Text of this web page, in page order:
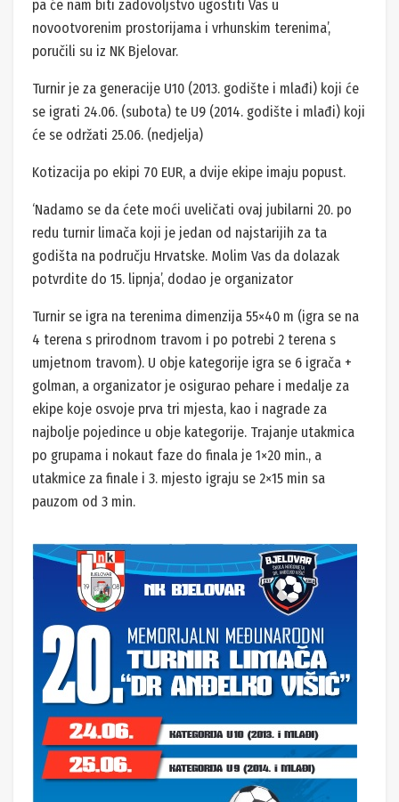
pa će nam biti zadovoljstvo ugostiti Vas u
novootvorenim prostorijama i vrhunskim terenima’,
poručili su iz NK Bjelovar.
Turnir je za generacije U10 (2013. godište i mlađi) koji će
se igrati 24.06. (subota) te U9 (2014. godište i mlađi) koji
će se održati 25.06. (nedjelja)
Kotizacija po ekipi 70 EUR, a dvije ekipe imaju popust.
‘Nadamo se da ćete moći uveličati ovaj jubilarni 20. po
redu turnir limača koji je jedan od najstarijih za ta
godišta na području Hrvatske. Molim Vas da dolazak
potvrdite do 15. lipnja’, dodao je organizator
Turnir se igra na terenima dimenzija 55×40 m (igra se na
4 terena s prirodnom travom i po potrebi 2 terena s
umjetnom travom). U obje kategorije igra se 6 igrača +
golman, a organizator je osigurao pehare i medalje za
ekipe koje osvoje prva tri mjesta, kao i nagrade za
najbolje pojedince u obje kategorije. Trajanje utakmica
po grupama i nokaut faze do finala je 1×20 min., a
utakmice za finale i 3. mjesto igraju se 2×15 min sa
pauzom od 3 min.